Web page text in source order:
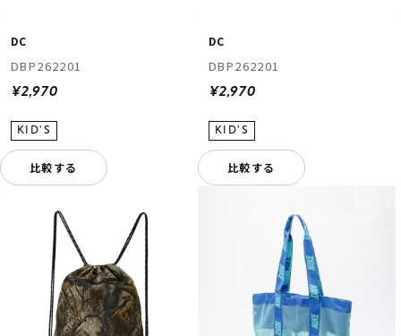
DC
DBP262201
¥2,970
比較する
DC
DBP262201
¥2,970
比較する